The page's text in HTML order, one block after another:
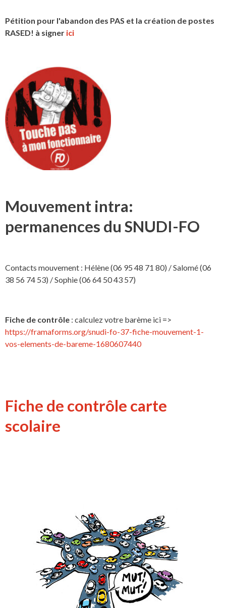
Pétition pour l'abandon des PAS et la création de postes
RASED! à signer ici
Mouvement intra:
permanences du SNUDI-FO
Contacts mouvement : Hélène (06 95 48 71 80) / Salomé (06
38 56 74 53) / Sophie (06 64 50 43 57)
Fiche de contrôle : calculez votre barème ici =>
https://framaforms.org/snudi-fo-37-fiche-mouvement-1-
vos-elements-de-bareme-1680607440
Fiche de contrôle carte
scolaire